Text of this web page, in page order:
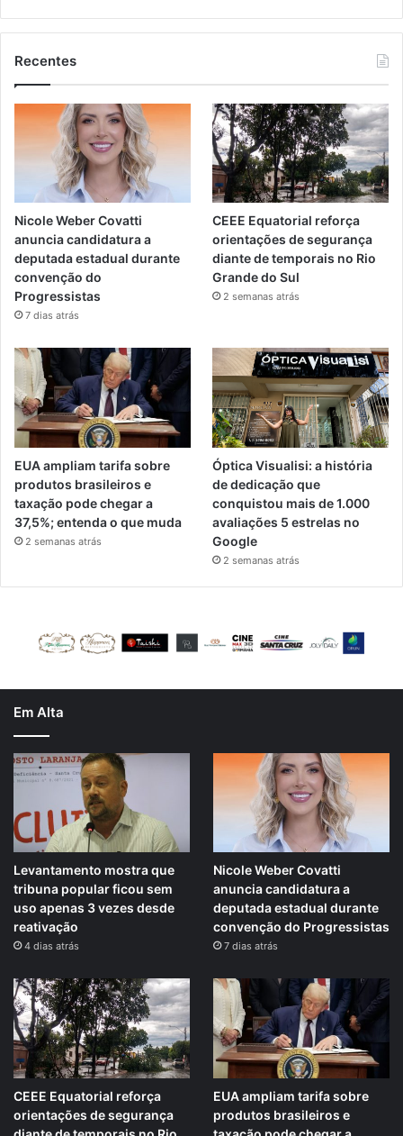
Recentes
Nicole Weber Covatti
anuncia candidatura a
deputada estadual durante
convenção do
Progressistas
7 dias atrás
CEEE Equatorial reforça
orientações de segurança
diante de temporais no Rio
Grande do Sul
2 semanas atrás
EUA ampliam tarifa sobre
produtos brasileiros e
taxação pode chegar a
37,5%; entenda o que muda
2 semanas atrás
Óptica Visualisi: a história
de dedicação que
conquistou mais de 1.000
avaliações 5 estrelas no
Google
2 semanas atrás
Em Alta
Levantamento mostra que
tribuna popular ficou sem
uso apenas 3 vezes desde
reativação
4 dias atrás
Nicole Weber Covatti
anuncia candidatura a
deputada estadual durante
convenção do Progressistas
7 dias atrás
CEEE Equatorial reforça
orientações de segurança
EUA ampliam tarifa sobre
produtos brasileiros e